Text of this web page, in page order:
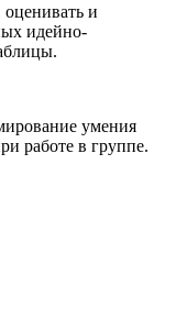
оценивать и
идейно-
умения
работе в группе.